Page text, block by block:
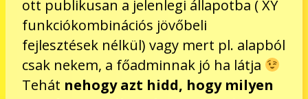
ott publikusan a jelenlegi állapotba ( XY
funkciókombinációs jövőbeli
fejlesztések nélkül) vagy mert pl. alapból
csak nekem, a főadminnak jó ha látja
Tehát nehogy azt hidd, hogy milyen